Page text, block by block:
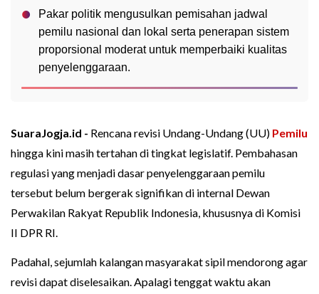
Pakar politik mengusulkan pemisahan jadwal
pemilu nasional dan lokal serta penerapan sistem
proporsional moderat untuk memperbaiki kualitas
penyelenggaraan.
SuaraJogja.id - Rencana revisi Undang-Undang (UU) Pemilu
hingga kini masih tertahan di tingkat legislatif. Pembahasan
regulasi yang menjadi dasar penyelenggaraan pemilu
tersebut belum bergerak signifikan di internal Dewan
Perwakilan Rakyat Republik Indonesia, khususnya di Komisi
II DPR RI.
Padahal, sejumlah kalangan masyarakat sipil mendorong agar
revisi dapat diselesaikan. Apalagi tenggat waktu akan